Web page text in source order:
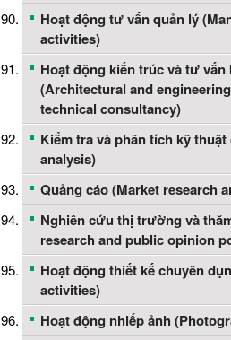
Hoạt động tư vấn quản lý
activities)
Hoạt động kiến trúc và tư
(Architectural and
technical consultancy)
Kiểm tra và phân tích kỹ
analysis)
Quảng cáo (Market research
Nghiên cứu thị trường và
research and public opinion
Hoạt động thiết kế chuyên
activities)
Hoạt động nhiếp ảnh